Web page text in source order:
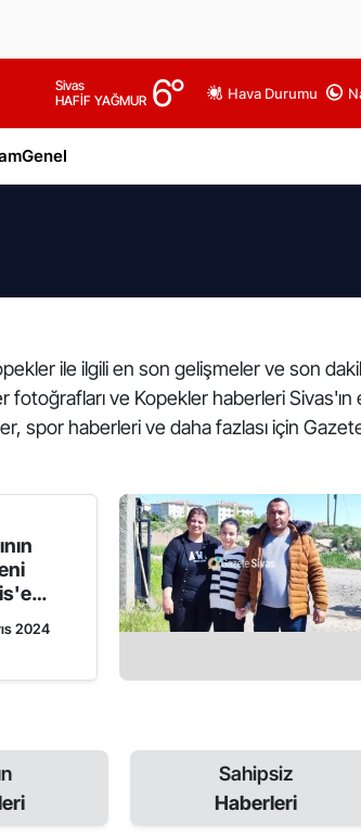
Sivas
HAFİF YAĞMUR 6° Hava Durumu
Genel
ile ilgili en son gelişmeler ve son
fotoğrafları ve Kopekler haberleri
spor haberleri ve daha fazlası için
2024
Sahipsiz
Haberleri